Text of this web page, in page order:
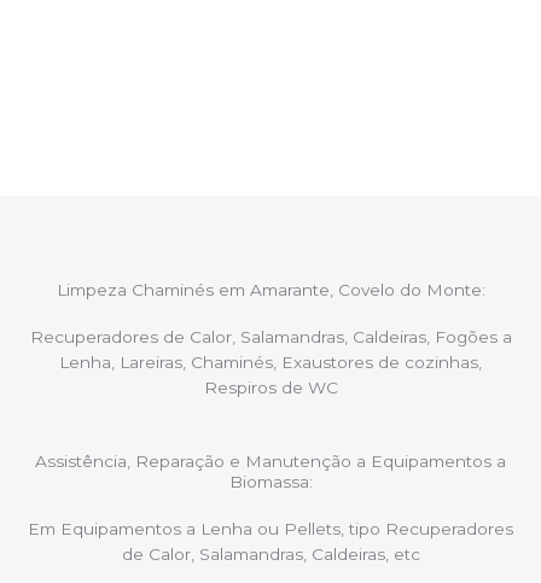
Limpeza Chaminés em Amarante, Covelo do Monte:
Recuperadores de Calor, Salamandras, Caldeiras, Fogões a
Lenha, Lareiras, Chaminés, Exaustores de cozinhas,
Respiros de WC
Assistência, Reparação e Manutenção a Equipamentos a
Biomassa:
Em Equipamentos a Lenha ou Pellets, tipo Recuperadores
de Calor, Salamandras, Caldeiras, etc